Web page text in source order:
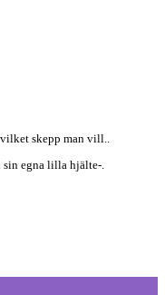
skepp man vill..
sin egna lilla hjälte-.